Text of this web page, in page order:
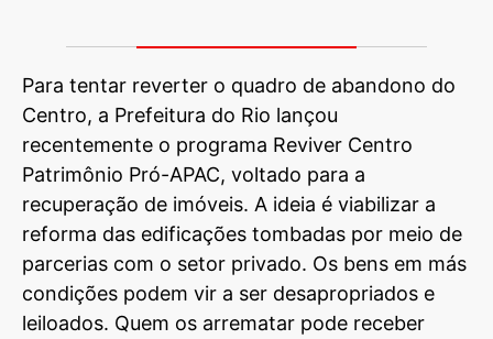
Para tentar reverter o quadro de abandono do
Centro, a Prefeitura do Rio lançou
recentemente o programa Reviver Centro
Patrimônio Pró-APAC, voltado para a
recuperação de imóveis. A ideia é viabilizar a
reforma das edificações tombadas por meio de
parcerias com o setor privado. Os bens em más
condições podem vir a ser desapropriados e
leiloados. Quem os arrematar pode receber